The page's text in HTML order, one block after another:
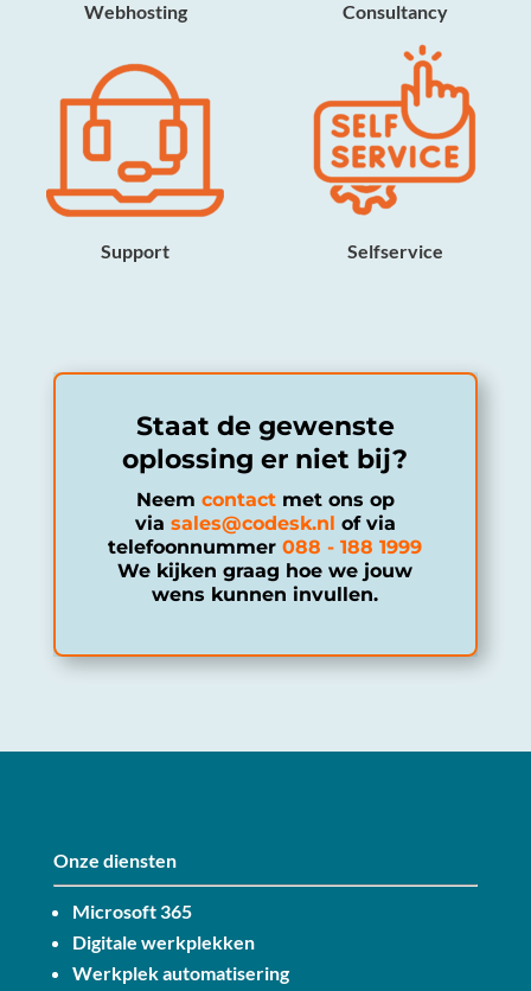
Webhosting Consultancy
Support Selfservice
Staat de gewenste
oplossing er niet bij?
Neem contactmet ons op
via sales@codesk.nl of via
telefoonnummer088 - 188 1999
We kijken graag hoe we jouw
wens kunnen invullen.
Onze diensten
Microsoft 365
Digitale werkplekken
Werkplek automatisering